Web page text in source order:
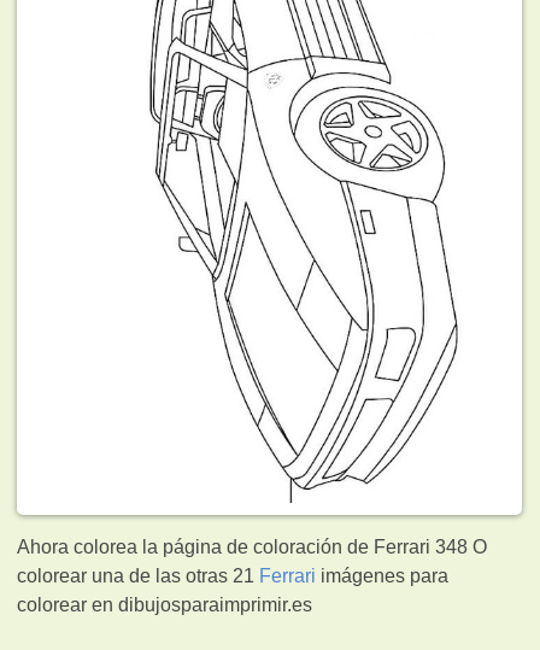
Ahora colorea la página de coloración de Ferrari 348 O
colorear una de las otras 21 Ferrari imágenes para
colorear en dibujosparaimprimir.es